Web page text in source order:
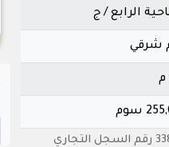
الرابع / ج
سوم
رقم المعلن 3382622 رقم السجل التجاري